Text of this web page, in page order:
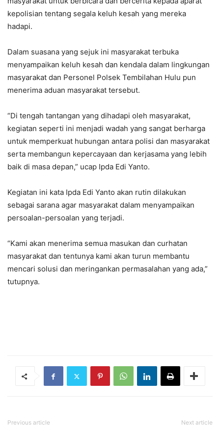
kepolisian tentang segala keluh kesah yang mereka
hadapi.
Dalam suasana yang sejuk ini masyarakat terbuka
menyampaikan keluh kesah dan kendala dalam lingkungan
masyarakat dan Personel Polsek Tembilahan Hulu pun
menerima aduan masyarakat tersebut.
“Di tengah tantangan yang dihadapi oleh masyarakat,
kegiatan seperti ini menjadi wadah yang sangat berharga
untuk memperkuat hubungan antara polisi dan masyarakat
serta membangun kepercayaan dan kerjasama yang lebih
baik di masa depan,” ucap Ipda Edi Yanto.
Kegiatan ini kata Ipda Edi Yanto akan rutin dilakukan
sebagai sarana agar masyarakat dalam menyampaikan
persoalan-persoalan yang terjadi.
“Kami akan menerima semua masukan dan curhatan
masyarakat dan tentunya kami akan turun membantu
mencari solusi dan meringankan permasalahan yang ada,”
tutupnya.
Previous article Next article